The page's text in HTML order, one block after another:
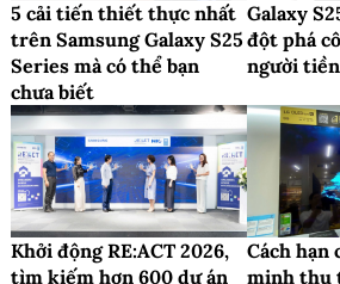
5 cải tiến thiết thực nhất
trên Samsung Galaxy S25
Series mà có thể bạn
chưa biết
Galaxy
đột phá
người
Khởi động RE:ACT 2026,
tìm kiếm hơn 600 dự án
Cách hạn
minh thu